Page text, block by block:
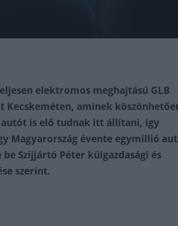
elektromos meghajtású GLB
aminek
autót is elő tudnak itt állítani, így
Magyarország évente egymillió
Szijjártó Péter külgazdasági és
szerint.